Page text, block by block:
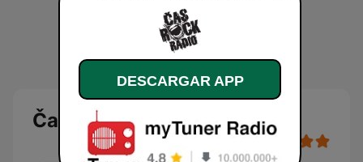
Čas Rock Radio
DESCARGAR APP